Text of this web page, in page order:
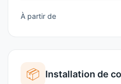
À partir de
📦 Installation de